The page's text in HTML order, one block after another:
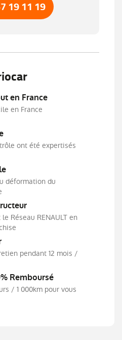
trajectoire ESC avec
avec détection piétons
de vitesse
des
vitesse
avec fonction anti-
à impulsion
intégrés aux
jour/nuit
dégivrants, réglables et
19 11 19
en France
en France
ont été expertisés
déformation du
Réseau RENAULT en
pendant 12 mois /
Remboursé
/ 1 000km pour vous